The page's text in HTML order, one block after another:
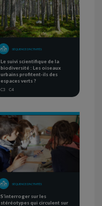
SÉQUENCE D'ACTIVITÉS
Le suivi scientifique de la
biodiversité : Les oiseaux
urbains profitent-ils des
espaces verts ?
C3 C4
SÉQUENCE D'ACTIVITÉS
S’interroger sur les
stéréotypes qui circulent sur